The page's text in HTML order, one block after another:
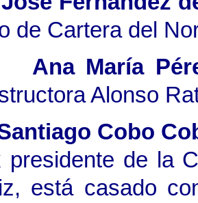
de Cartera del
Ana María
Alonso
Cobo
presidente de la
está casado